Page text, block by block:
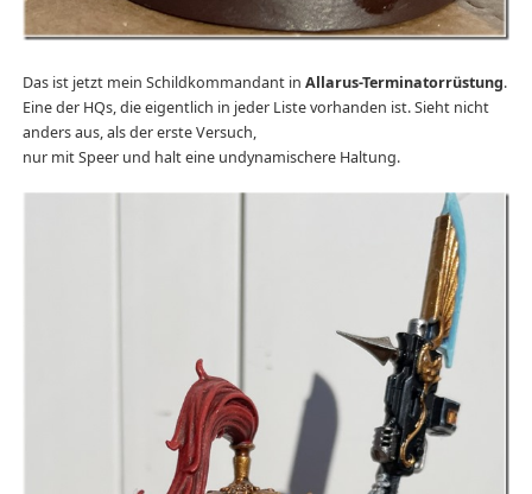
Das ist jetzt mein Schildkommandant in Allarus-Terminatorrüstung.
Eine der HQs, die eigentlich in jeder Liste vorhanden ist. Sieht nicht
anders aus, als der erste Versuch,
nur mit Speer und halt eine undynamischere Haltung.